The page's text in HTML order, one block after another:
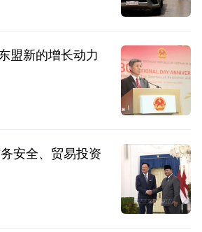
盟新的增长动力
安全、贸易投资